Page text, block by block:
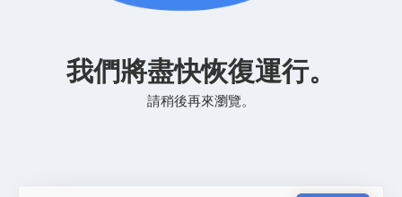
我們將盡快恢復運行。
請稍後再來瀏覽。